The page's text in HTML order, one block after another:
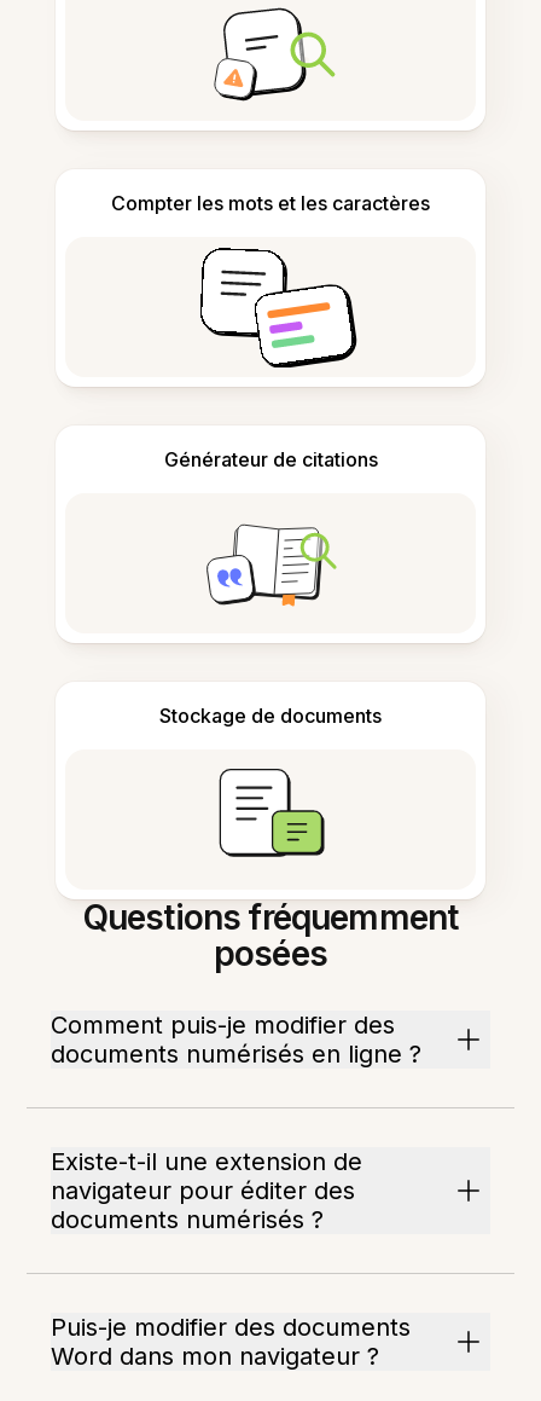
Compter les mots et les caractères
Générateur de citations
Stockage de documents
Questions fréquemment
posées
Comment puis-je modifier des
documents numérisés en ligne ?
Existe-t-il une extension de
navigateur pour éditer des
documents numérisés ?
Puis-je modifier des documents
Word dans mon navigateur ?